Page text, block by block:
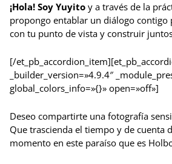
¡Hola! Soy Yuyito y a través de la
propongo entablar un diálogo contigo
con tu punto de vista y construir
[/
_builder_version=»4.9.4″
global_colors_info=»{}» open=»off»]
Deseo compartirte una fotografía
Que trascienda el tiempo y de cuenta
momento en este paraíso que es